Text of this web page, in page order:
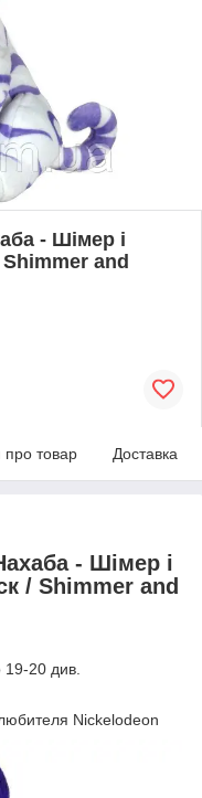
- Шімер і
and
про товар Доставка
- Шімер і
/ Shimmer and
19-20 див.
Nickelodeon